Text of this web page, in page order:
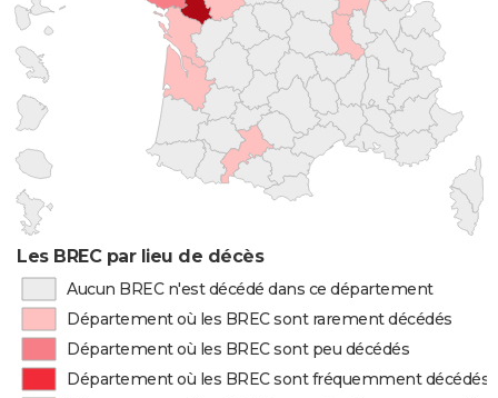
Les BREC par lieu de décès
Aucun BREC n'est décédé dans ce département
Département où les BREC sont rarement décédés
Département où les BREC sont peu décédés
Département où les BREC sont fréquemment décédés